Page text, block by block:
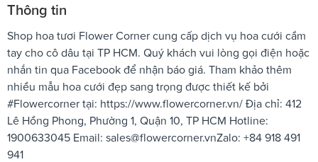
Thông tin
Shop hoa tươi Flower Corner cung cấp dịch vụ hoa cưới cầm
tay cho cô dâu tại TP HCM. Quý khách vui lòng gọi điện hoặc
nhắn tin qua Facebook để nhận báo giá. Tham khảo thêm
nhiều mẫu hoa cưới đẹp sang trọng được thiết kế bởi
#Flowercorner tại: https://www.flowercorner.vn/ Địa chỉ: 412
Lê Hồng Phong, Phường 1, Quận 10, TP HCM Hotline:
1900633045 Email: sales@flowercorner.vnZalo: +84 918 491
941